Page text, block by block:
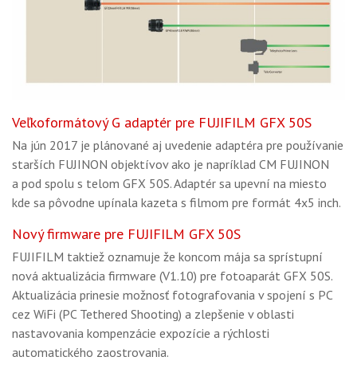
Veľkoformátový G adaptér pre FUJIFILM GFX 50S
Na jún 2017 je plánované aj uvedenie adaptéra pre používanie
starších FUJINON objektívov ako je napríklad CM FUJINON
a pod spolu s telom GFX 50S. Adaptér sa upevní na miesto
kde sa pôvodne upínala kazeta s filmom pre formát 4x5 inch.
Nový firmware pre FUJIFILM GFX 50S
FUJIFILM taktiež oznamuje že koncom mája sa sprístupní
nová aktualizácia firmware (V1.10) pre fotoaparát GFX 50S.
Aktualizácia prinesie možnosť fotografovania v spojení s PC
cez WiFi (PC Tethered Shooting) a zlepšenie v oblasti
nastavovania kompenzácie expozície a rýchlosti
automatického zaostrovania.